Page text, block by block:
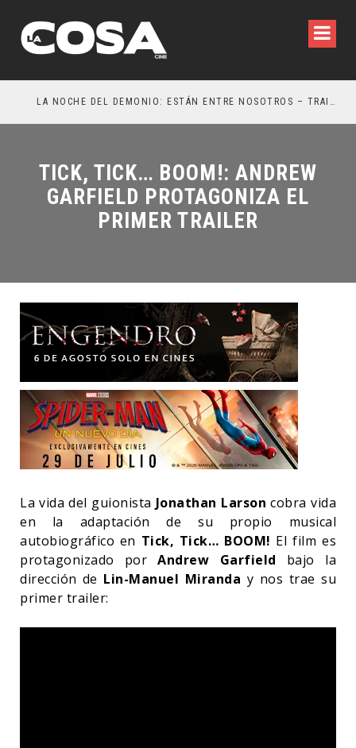
LA NOCHE DEL DEMONIO: ESTÁN ENTRE NOSOTROS – TRAILER FINAL
TICK, TICK… BOOM!: ANDREW
GARFIELD PROTAGONIZA EL
PRIMER TRAILER
La vida del guionista Jonathan Larsoncobra vida
en la adaptación de su propio musical
autobiográfico en Tick, Tick… BOOM! El film es
protagonizado porAndrew Garfield bajo la
dirección de Lin-Manuel Miranda y nos trae su
primer trailer: